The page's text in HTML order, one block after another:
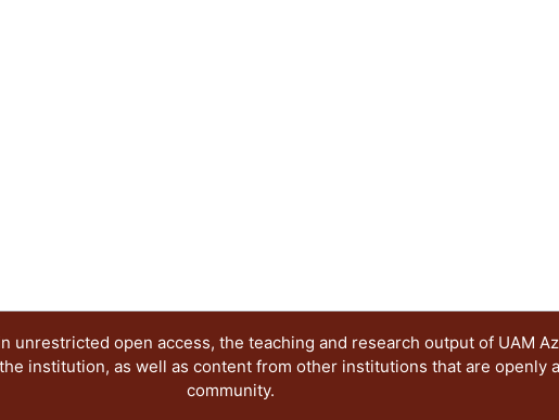
open access, the teaching and research output of UAM
institution, as well as content from other institutions that are openly
community.